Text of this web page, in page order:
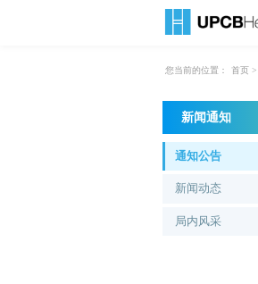
您当前的位置： 首页 >
新闻通知
通知公告
新闻动态
局内风采